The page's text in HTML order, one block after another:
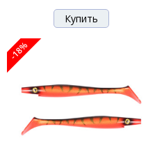
-18%